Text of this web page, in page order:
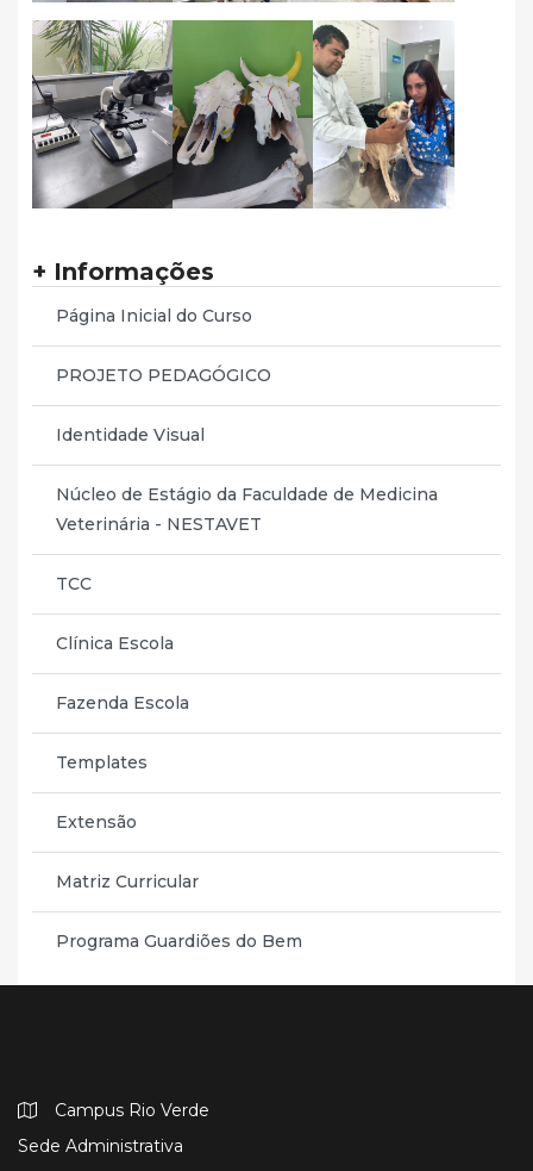
+ Informações
Página Inicial do Curso
PROJETO PEDAGÓGICO
Identidade Visual
Núcleo de Estágio da Faculdade de Medicina
Veterinária - NESTAVET
TCC
Clínica Escola
Fazenda Escola
Templates
Extensão
Matriz Curricular
Programa Guardiões do Bem
Campus Rio Verde
Sede Administrativa